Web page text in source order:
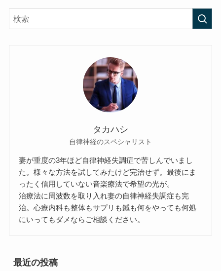
タカハシ
自律神経のスペシャリスト
妻が重度の3年ほど自律神経失調症で苦しんでいまし
た。様々な方法を試してみたけど完治せず。最後にま
ったく信用していない音楽療法で希望の光が。
治療法に周波数を取り入れ妻の自律神経失調症も完
治。心療内科も整体もサプリも鍼も何をやっても何処
にいってもダメならご相談ください。
最近の投稿